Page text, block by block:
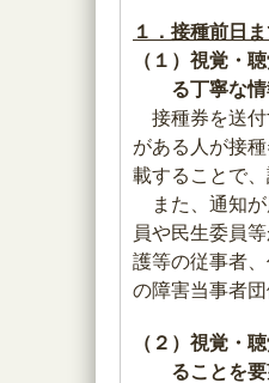
１．接種前日
（１）視覚・
る丁寧な
接種券を送付
がある人が接
載することで
また、通知が
員や民生委員
護等の従事者
の障害当事者
（２）視覚・
ることを要